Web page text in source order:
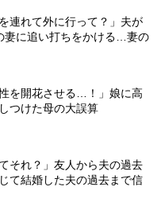
連れて外に行って？」夫が
妻に追い打ちをかける…妻の
を開花させる…！」娘に高
つけた母の大誤算
それ？」友人から夫の過去
て結婚した夫の過去まで信